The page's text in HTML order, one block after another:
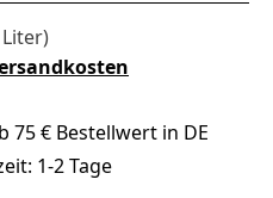
75 € Bestellwert in DE
1-2 Tage